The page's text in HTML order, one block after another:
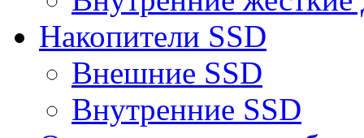
Накопители SSD
Внешние SSD
Внутренние SSD